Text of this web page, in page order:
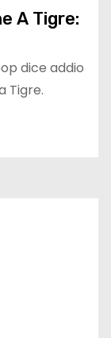
A Tigre:
dice addio
Tigre.